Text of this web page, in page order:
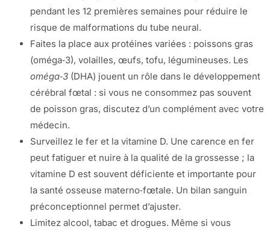
pendant les 12 premières semaines pour réduire le
risque de malformations du tube neural.
Faites la place aux protéines variées : poissons gras
(oméga‑3), volailles, œufs, tofu, légumineuses. Les
oméga‑3 (DHA) jouent un rôle dans le développement
cérébral fœtal : si vous ne consommez pas souvent
de poisson gras, discutez d’un complément avec votre
médecin.
Surveillez le fer et la vitamine D. Une carence en fer
peut fatiguer et nuire à la qualité de la grossesse ; la
vitamine D est souvent déficiente et importante pour
la santé osseuse materno‑fœtale. Un bilan sanguin
préconceptionnel permet d’ajuster.
Limitez alcool, tabac et drogues. Même si vous